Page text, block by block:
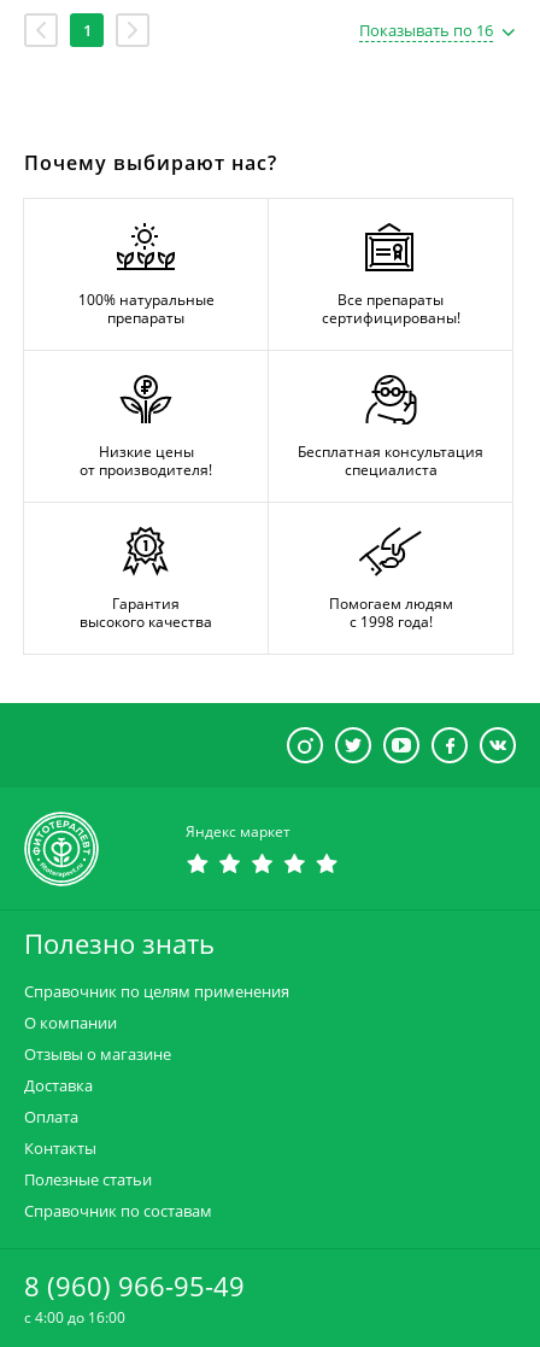
1 Показывать по 16
Почему выбирают нас?
100% натуральные
препараты
Все препараты
сертифицированы!
Низкие цены
от производителя!
Бесплатная консультация
специалиста
Гарантия
высокого качества
Помогаем людям
с 1998 года!
Яндекс маркет
Полезно знать
Справочник по целям применения
О компании
Отзывы о магазине
Доставка
Оплата
Контакты
Полезные статьи
Справочник по составам
8 (960) 966-95-49
c 4:00 до 16:00